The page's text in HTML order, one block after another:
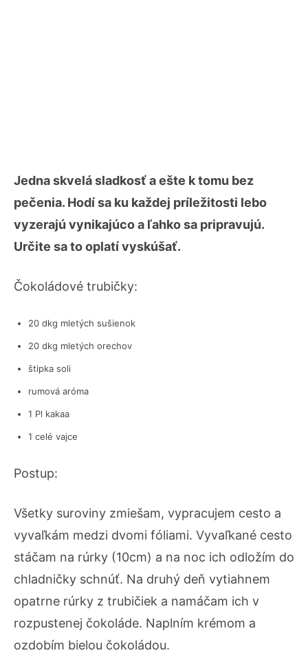
Jedna skvelá sladkosť a ešte k tomu bez
pečenia. Hodí sa ku každej príležitosti lebo
vyzerajú vynikajúco a ľahko sa pripravujú.
Určite sa to oplatí vyskúšať.
Čokoládové trubičky:
20 dkg mletých sušienok
20 dkg mletých orechov
štipka soli
rumová aróma
1 Pl kakaa
1 celé vajce
Postup:
Všetky suroviny zmiešam, vypracujem cesto a
vyvaľkám medzi dvomi fóliami. Vyvaľkané cesto
stáčam na rúrky (10cm) a na noc ich odložím do
chladničky schnúť. Na druhý deň vytiahnem
opatrne rúrky z trubičiek a namáčam ich v
rozpustenej čokoláde. Naplním krémom a
ozdobím bielou čokoládou.